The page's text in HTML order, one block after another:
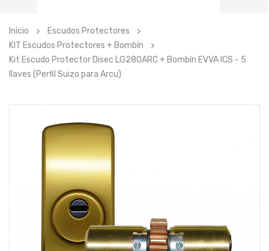
Inicio
Escudos Protectores
KIT Escudos Protectores + Bombín
Kit Escudo Protector Disec LG280ARC + Bombín EVVA ICS - 5
llaves (Perfil Suizo para Arcu)